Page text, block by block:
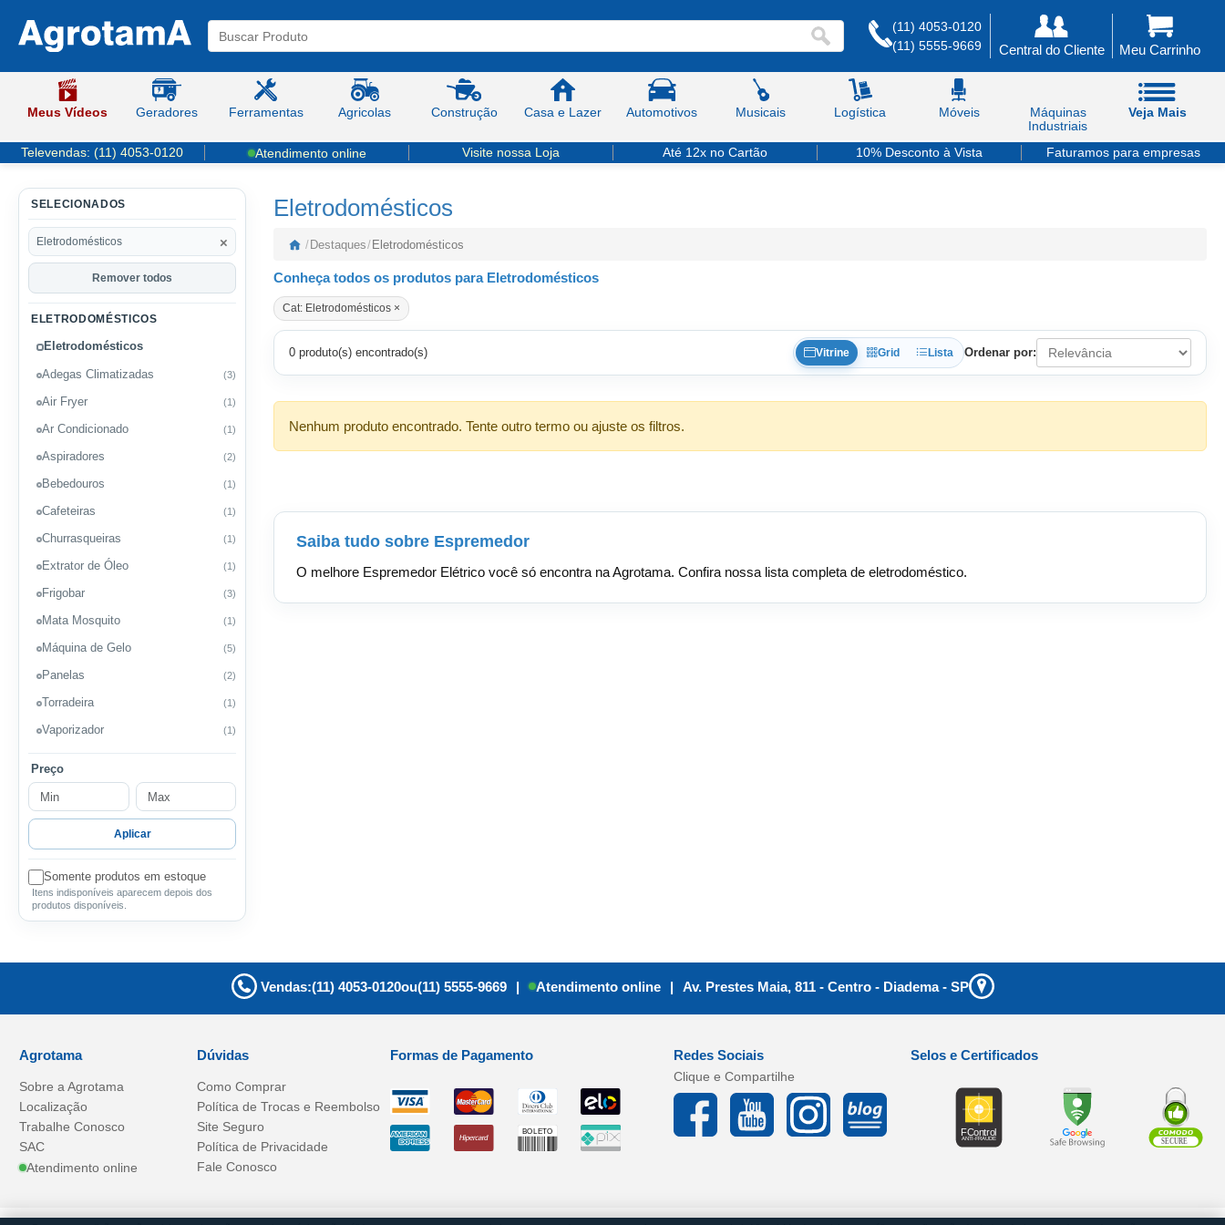
(11) 4053-0120
(11) 5555-9669
Central do Cliente Meu Carrinho
Meus Vídeos Geradores Ferramentas Agricolas Construção Casa e Lazer Automotivos Musicais Logística Móveis
Máquinas
Industriais
Veja Mais
Televendas: (11) 4053-0120 Atendimento online Visite nossa Loja Até 12x no Cartão 10% Desconto à Vista Faturamos para empresas
SELECIONADOS
Eletrodomésticos ×
Remover todos
ELETRODOMÉSTICOS
Eletrodomésticos
Adegas Climatizadas (3)
Air Fryer (1)
Ar Condicionado (1)
Aspiradores (2)
Bebedouros (1)
Cafeteiras (1)
Churrasqueiras (1)
Extrator de Óleo (1)
Frigobar (3)
Mata Mosquito (1)
Máquina de Gelo (5)
Panelas (2)
Torradeira (1)
Vaporizador (1)
Preço
Aplicar
Somente produtos em estoque
Itens indisponíveis aparecem depois dos
produtos disponíveis.
Eletrodomésticos
/Destaques/Eletrodomésticos
Conheça todos os produtos para Eletrodomésticos
Cat: Eletrodomésticos ×
0 produto(s) encontrado(s) Vitrine Grid Lista Ordenar por:
Nenhum produto encontrado. Tente outro termo ou ajuste os filtros.
Saiba tudo sobre Espremedor
O melhore Espremedor Elétrico você só encontra na Agrotama. Confira nossa lista completa de eletrodoméstico.
Vendas:(11) 4053-0120ou(11) 5555-9669 | Atendimento online | Av. Prestes Maia, 811 - Centro- Diadema- SP
Agrotama
Sobre a Agrotama
Localização
Trabalhe Conosco
SAC
Atendimento online
Dúvidas
Como Comprar
Política de Trocas e Reembolso
Site Seguro
Política de Privacidade
Fale Conosco
Formas de Pagamento Redes Sociais
Clique e Compartilhe
Selos e Certificados